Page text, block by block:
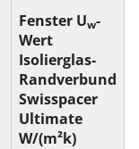
Fenster Uw-
Wert
Isolierglas-
Randverbund
Swisspacer
Ultimate
W/(m²k)